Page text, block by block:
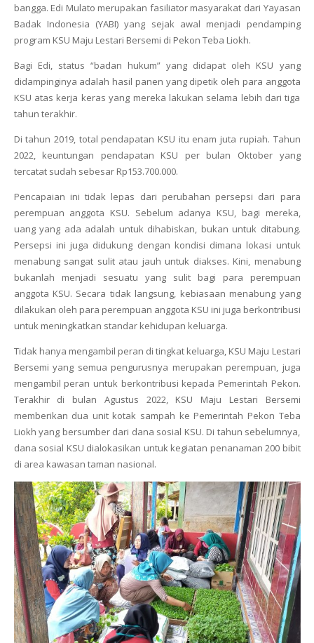
bangga. Edi Mulato merupakan fasiliator masyarakat dari Yayasan
Badak Indonesia (YABI) yang sejak awal menjadi pendamping
program KSU Maju Lestari Bersemi di Pekon Teba Liokh.
Bagi Edi, status “badan hukum” yang didapat oleh KSU yang
didampinginya adalah hasil panen yang dipetik oleh para anggota
KSU atas kerja keras yang mereka lakukan selama lebih dari tiga
tahun terakhir.
Di tahun 2019, total pendapatan KSU itu enam juta rupiah. Tahun
2022, keuntungan pendapatan KSU per bulan Oktober yang
tercatat sudah sebesar Rp153.700.000.
Pencapaian ini tidak lepas dari perubahan persepsi dari para
perempuan anggota KSU. Sebelum adanya KSU, bagi mereka,
uang yang ada adalah untuk dihabiskan, bukan untuk ditabung.
Persepsi ini juga didukung dengan kondisi dimana lokasi untuk
menabung sangat sulit atau jauh untuk diakses. Kini, menabung
bukanlah menjadi sesuatu yang sulit bagi para perempuan
anggota KSU. Secara tidak langsung, kebiasaan menabung yang
dilakukan oleh para perempuan anggota KSU ini juga berkontribusi
untuk meningkatkan standar kehidupan keluarga.
Tidak hanya mengambil peran di tingkat keluarga, KSU Maju Lestari
Bersemi yang semua pengurusnya merupakan perempuan, juga
mengambil peran untuk berkontribusi kepada Pemerintah Pekon.
Terakhir di bulan Agustus 2022, KSU Maju Lestari Bersemi
memberikan dua unit kotak sampah ke Pemerintah Pekon Teba
Liokh yang bersumber dari dana sosial KSU. Di tahun sebelumnya,
dana sosial KSU dialokasikan untuk kegiatan penanaman 200 bibit
di area kawasan taman nasional.